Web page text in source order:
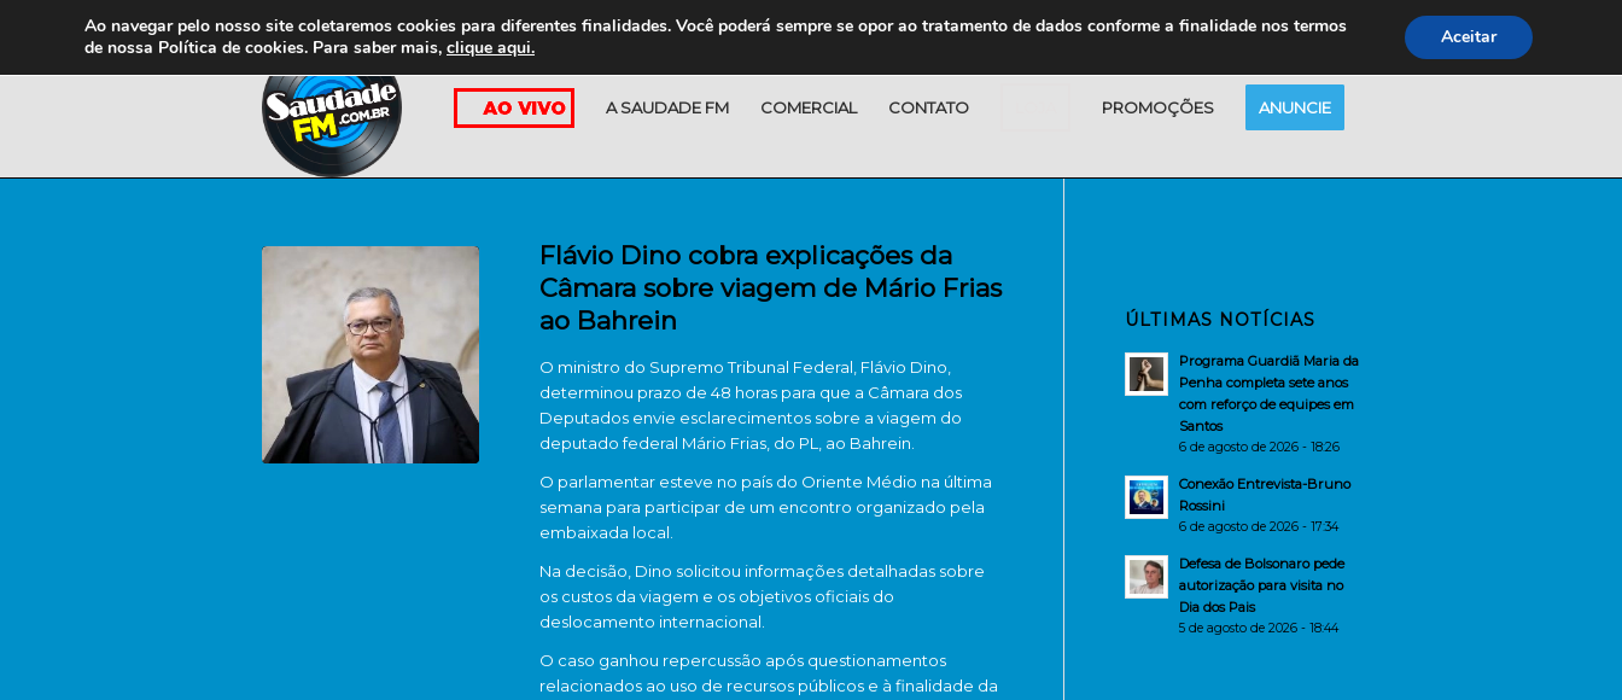
A SAUDADE FM COMERCIAL CONTATO PROMOÇÕES ANUNCIE
Flávio Dino cobra explicações da
Câmara sobre viagem de Mário Frias
ao Bahrein
O ministro do Supremo Tribunal Federal, Flávio Dino,
determinou prazo de 48 horas para que a Câmara dos
Deputados envie esclarecimentos sobre a viagem do
deputado federal Mário Frias, do PL, ao Bahrein.
O parlamentar esteve no país do Oriente Médio na última
semana para participar de um encontro organizado pela
embaixada local.
Na decisão, Dino solicitou informações detalhadas sobre
os custos da viagem e os objetivos oficiais do
deslocamento internacional.
O caso ganhou repercussão após questionamentos
relacionados ao uso de recursos públicos e à finalidade da
ÚLTIMAS NOTÍCIAS
Programa Guardiã Maria da
Penha completa sete anos
com reforço de equipes em
Santos
6 de agosto de 2026 - 18:26
Conexão Entrevista-Bruno
Rossini
6 de agosto de 2026 - 17:34
Defesa de Bolsonaro pede
autorização para visita no
Dia dos Pais
5 de agosto de 2026 - 18:44
Ao navegar pelo nosso site coletaremos cookies para diferentes finalidades. Você poderá sempre se opor ao tratamento de dados conforme a finalidade nos termos
de nossa Política de cookies. Para saber mais, clique aqui. Aceitar